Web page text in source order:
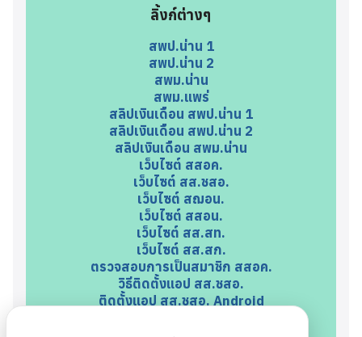
ลิ้งก์ต่างๆ
สพป.น่าน 1
สพป.น่าน 2
สพม.น่าน
สพม.แพร่
สลิปเงินเดือน สพป.น่าน 1
สลิปเงินเดือน สพป.น่าน 2
สลิปเงินเดือน สพม.น่าน
เว็บไซต์ สสอค.
เว็บไซต์ สส.ชสอ.
เว็บไซต์ สฌอน.
เว็บไซต์ สสอน.
เว็บไซต์ สส.สท.
เว็บไซต์ สส.สก.
ตรวจสอบการเป็นสมาชิก สสอค.
วิธีติดตั้งแอป สส.ชสอ.
ติดตั้งแอป สส.ชสอ. Android